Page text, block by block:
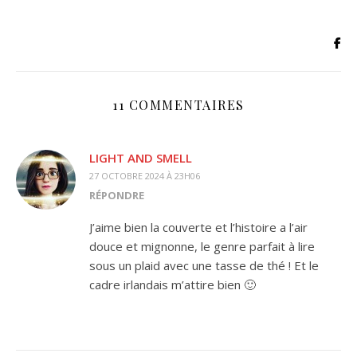
11 COMMENTAIRES
LIGHT AND SMELL
27 OCTOBRE 2024 À 23H06
RÉPONDRE
J’aime bien la couverte et l’histoire a l’air
douce et mignonne, le genre parfait à lire
sous un plaid avec une tasse de thé ! Et le
cadre irlandais m’attire bien 🙂